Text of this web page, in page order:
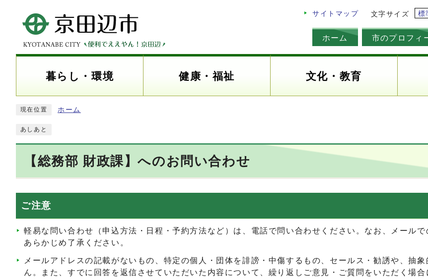
サイトマップ 文字サイズ 標
ホーム 市のプロフィ
暮らし・環境 健康・福祉 文化・教育
現在位置 ホーム
あしあと
【総務部 財政課】へのお問い合わせ
ご注意
軽易な問い合わせ（申込方法・日程・予約方法など）は、電話で問い合わせください。なお、メール
あらかじめ了承ください。
メールアドレスの記載がないもの、特定の個人・団体を誹謗・中傷するもの、セールス・勧誘や、抽
ん。また、すでに回答を返信させていただいた内容について、繰り返しご意見・ご質問をいただく場